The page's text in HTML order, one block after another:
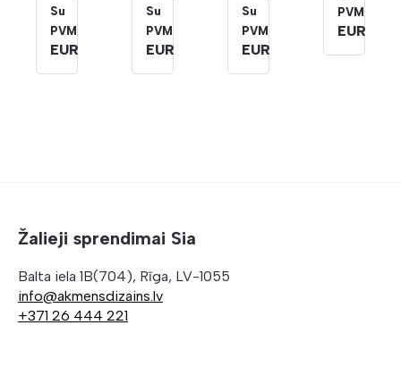
Su
PVM
EUR
Su
PVM
EUR
Su
PVM
EUR
PVM
EUR
Žalieji sprendimai Sia
Balta iela 1B(704), Rīga, LV-1055
info@akmensdizains.lv
+371 26 444 221